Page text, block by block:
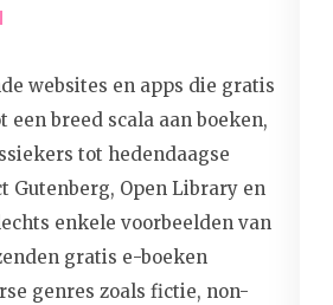
websites en apps die gratis
een breed scala aan boeken,
tot hedendaagse
Gutenberg, Open Library en
enkele voorbeelden van
gratis e-boeken
genres zoals fictie, non-